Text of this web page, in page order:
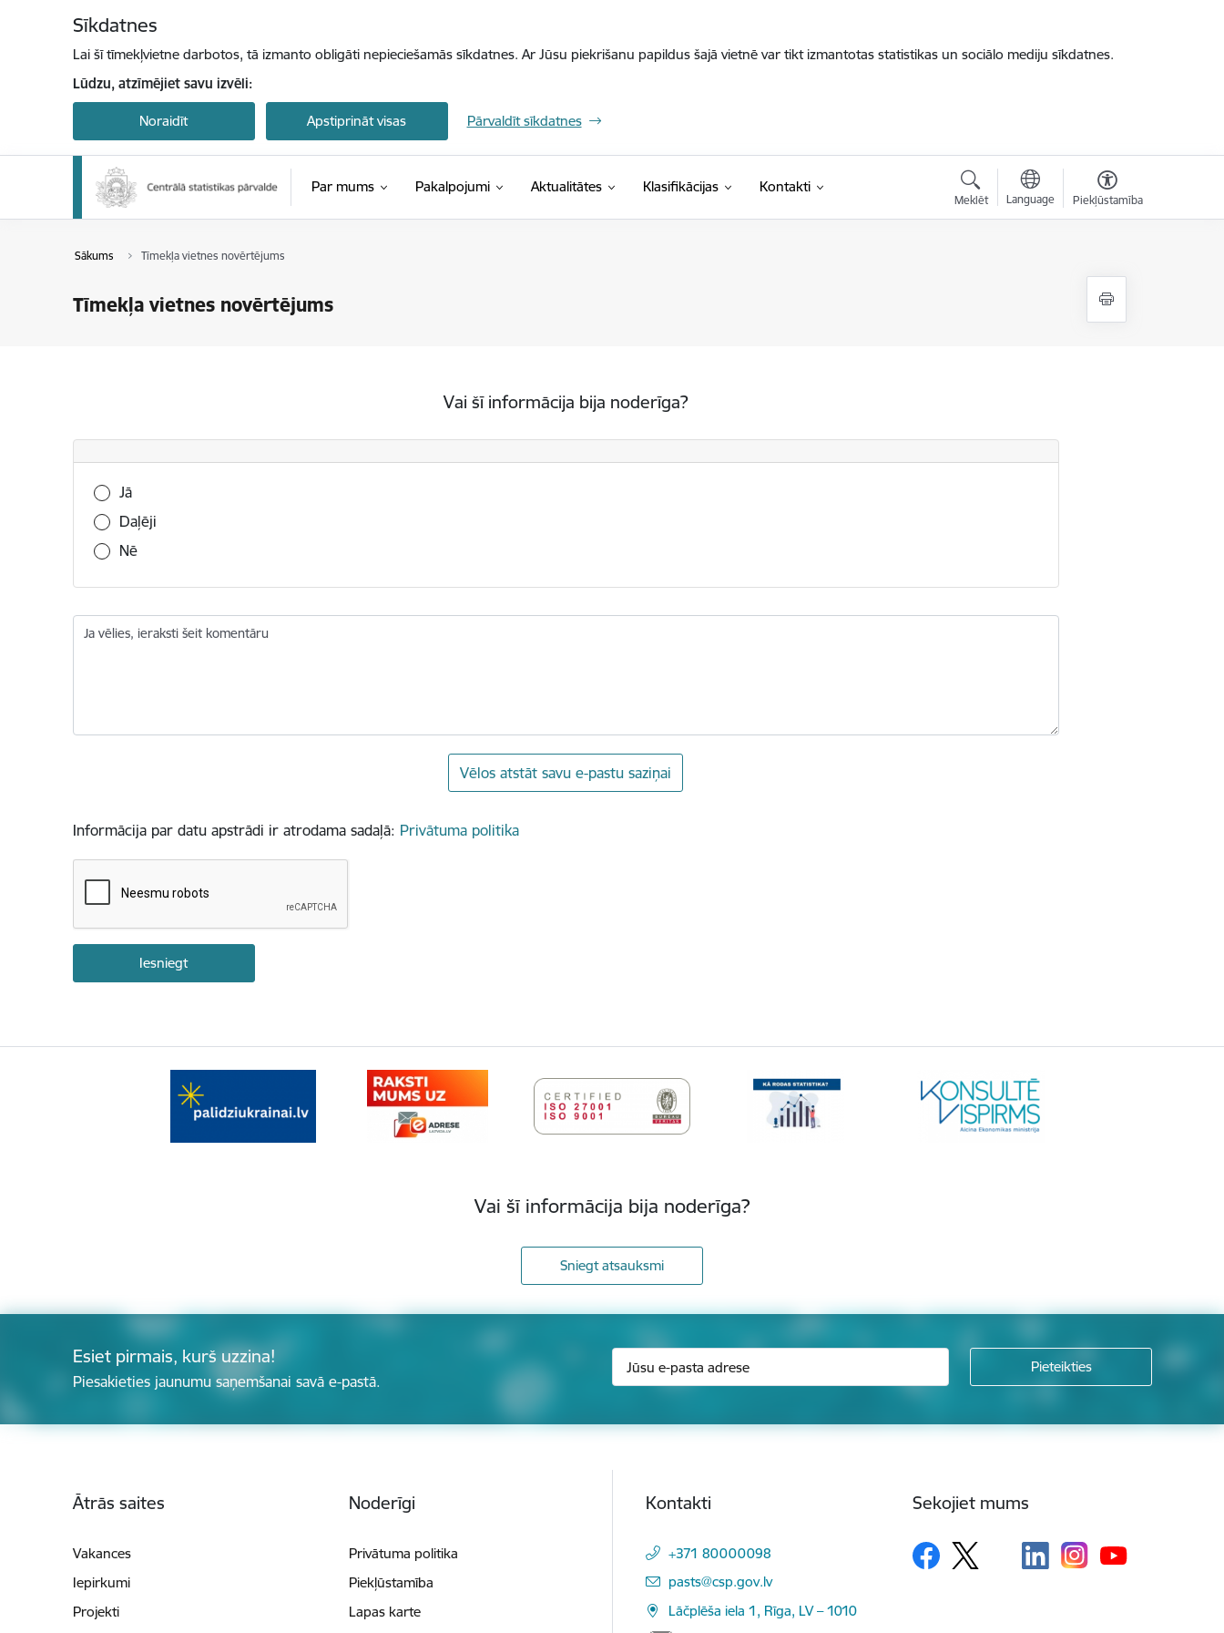
Sīkdatnes
Lai šī tīmekļvietne darbotos, tā izmanto obligāti nepieciešamās sīkdatnes. Ar Jūsu piekrišanu papildus šajā vietnē var tikt izmantotas statistikas un sociālo mediju sīkdatnes.
Lūdzu, atzīmējiet savu izvēli:
Noraidīt Apstiprināt visas Pārvaldīt sīkdatnes
Par mums Pakalpojumi Aktualitātes Klasifikācijas(Ārējā saite)
Kontakti
Meklēt Language Piekļūstamība
Sākums Tīmekļa vietnes novērtējums
Tīmekļa vietnes novērtējums
Vai šī informācija bija noderīga?
Vai šī informācija bija noderīga?
Jā
Daļēji
Nē
Ja vēlies, ieraksti šeit komentāru
Vēlos atstāt savu e-pastu saziņai
Informācija par datu apstrādi ir atrodama sadaļā: Privātuma politika
Vai šī informācija bija noderīga?
Sniegt atsauksmi
Esiet pirmais, kurš uzzina!
Piesakieties jaunumu saņemšanai savā e-pastā.
Ātrās saites
Vakances
Iepirkumi
Projekti
Noderīgi
Privātuma politika
Piekļūstamība
Lapas karte
Kontakti
+371 80000098
E-pasts:
pasts@csp.gov.lv
Lāčplēša iela 1, Rīga, LV – 1010
Sekojiet mums